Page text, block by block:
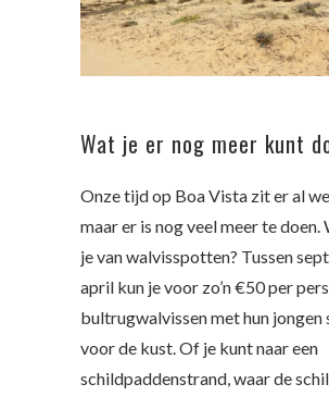
Wat je er nog meer kunt
Onze tijd op Boa Vista zit er al
maar er is nog veel meer te doen.
je van walvisspotten? Tussen
april kun je voor zo’n €50 per
bultrugwalvissen met hun jongen
voor de kust. Of je kunt naar een
schildpaddenstrand, waar de